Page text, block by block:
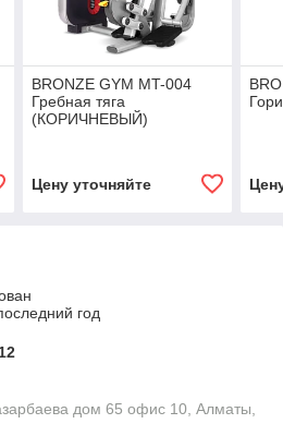
BRONZE GYM MT-004
Гребная тяга
(КОРИЧНЕВЫЙ)
Цену уточняйте
год
дом 65 офис 10, Алматы,